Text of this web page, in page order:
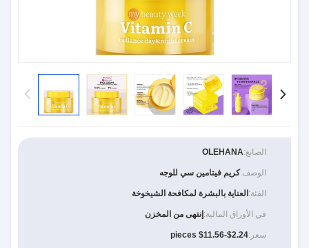
الصانع:OLEHANA
الوصف:كريم فيتامين سي للوجه
الفئة: العناية بالبشرة لمكافحة الشيخوخة
في الأوراق المالية: إنتهى من المخزن
سعر:$2.24-$11.56 pieces